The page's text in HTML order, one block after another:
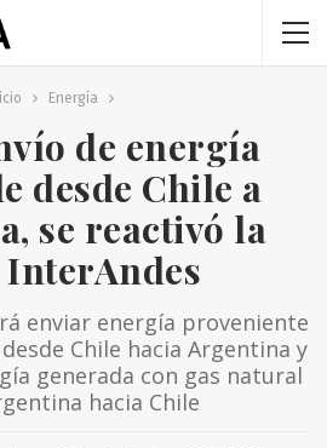
Energía
de energía
desde Chile a
se reactivó la
enviar energía proveniente
Chile hacia Argentina y
generada con gas natural
hacia Chile